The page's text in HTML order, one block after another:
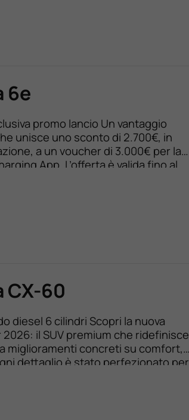
6e
promo lancio Un vantaggio
unisce uno sconto di 2.700€, in
a un voucher di 3.000€ per la
App. L’offerta è valida fino al
CX-60
diesel 6 cilindri Scopri la nuova
2026: il SUV premium che ridefinisce
miglioramenti concreti su comfort,
dettaglio è stato perfezionato per